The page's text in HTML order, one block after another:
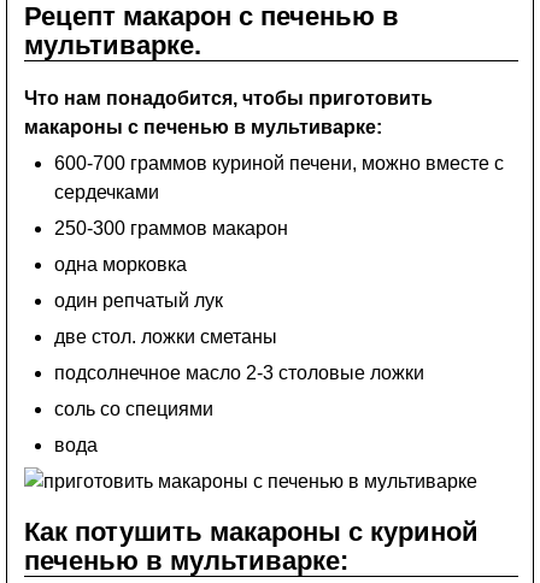
Рецепт макарон с печенью в
мультиварке.
Что нам понадобится, чтобы приготовить
макароны с печенью в мультиварке:
600-700 граммов куриной печени, можно вместе с
сердечками
250-300 граммов макарон
одна морковка
один репчатый лук
две стол. ложки сметаны
подсолнечное масло 2-3 столовые ложки
соль со специями
вода
Как потушить макароны с куриной
печенью в мультиварке: